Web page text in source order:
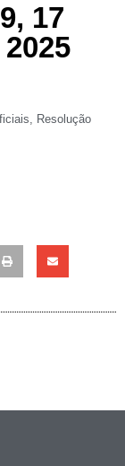
17
, Resolução